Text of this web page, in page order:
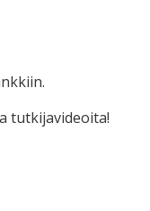
tutkijavideoita!